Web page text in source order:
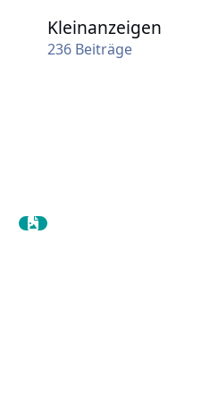
Kleinanzeigen
236 Beiträge